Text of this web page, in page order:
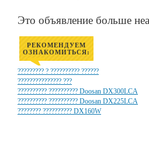
Это объявление больше
РЕКОМЕНДУЕМ
ОЗНАКОМИТЬСЯ:
????????? ? ?????????? ??????
??????????????? ???
?????????? ?????????? Doosan DX300LCA
?????????? ?????????? Doosan DX225LCA
???????? ?????????? DX160W